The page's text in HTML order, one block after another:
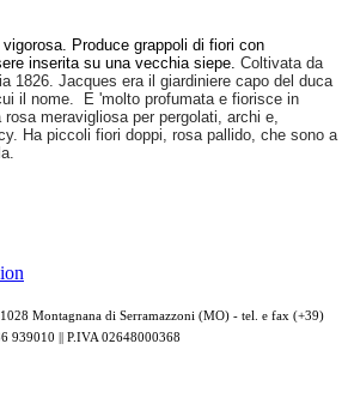
Produce grappoli di fiori con
inserita su una vecchia siepe. Coltivata da
1826. Jacques era il giardiniere capo del duca
il nome. E 'molto profumata e fiorisce in
meravigliosa per pergolati, archi e,
Ha piccoli fiori doppi, rosa pallido, che sono a
Montagnana di Serramazzoni (MO) - tel. e fax (+39)
939010 || P.IVA02648000368